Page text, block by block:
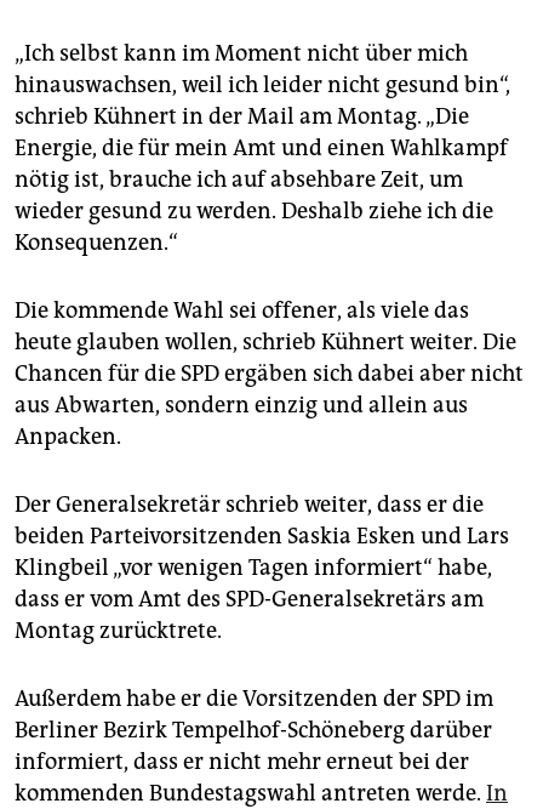
epaper login
„Ich selbst kann im Moment nicht über mich
hinauswachsen, weil ich leider nicht gesund bin“,
schrieb Kühnert in der Mail am Montag. „Die
Energie, die für mein Amt und einen Wahlkampf
nötig ist, brauche ich auf absehbare Zeit, um
wieder gesund zu werden. Deshalb ziehe ich die
Konsequenzen.“
Die kommende Wahl sei offener, als viele das
heute glauben wollen, schrieb Kühnert weiter. Die
Chancen für die SPD ergäben sich dabei aber nicht
aus Abwarten, sondern einzig und allein aus
Anpacken.
Der Generalsekretär schrieb weiter, dass er die
beiden Parteivorsitzenden Saskia Esken und Lars
Klingbeil „vor wenigen Tagen informiert“ habe,
dass er vom Amt des SPD-Generalsekretärs am
Montag zurücktrete.
Außerdem habe er die Vorsitzenden der SPD im
Berliner Bezirk Tempelhof-Schöneberg darüber
informiert, dass er nicht mehr erneut bei der
kommenden Bundestagswahl antreten werde. In